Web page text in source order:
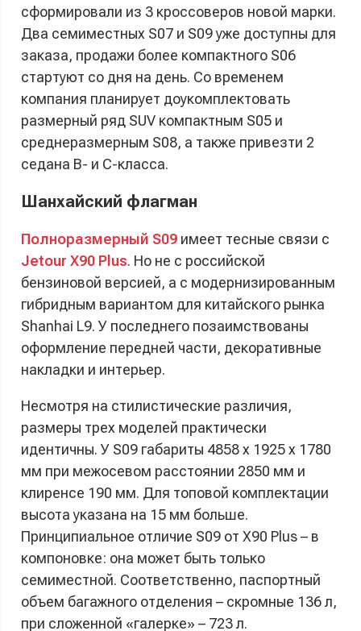
сформировали из 3 кроссоверов новой марки.
Два семиместных S07 и S09 уже доступны для
заказа, продажи более компактного S06
стартуют со дня на день. Со временем
компания планирует доукомплектовать
размерный ряд SUV компактным S05 и
среднеразмерным S08, а также привезти 2
седана B- и C-класса.
Шанхайский флагман
Полноразмерный S09 имеет тесные связи с
Jetour X90 Plus. Но не с российской
бензиновой версией, а с модернизированным
гибридным вариантом для китайского рынка
Shanhai L9. У последнего позаимствованы
оформление передней части, декоративные
накладки и интерьер.
Несмотря на стилистические различия,
размеры трех моделей практически
идентичны. У S09 габариты 4858 x 1925 x 1780
мм при межосевом расстоянии 2850 мм и
клиренсе 190 мм. Для топовой комплектации
высота указана на 15 мм больше.
Принципиальное отличие S09 от X90 Plus – в
компоновке: она может быть только
семиместной. Соответственно, паспортный
объем багажного отделения – скромные 136 л,
при сложенной «галерке» – 723 л.